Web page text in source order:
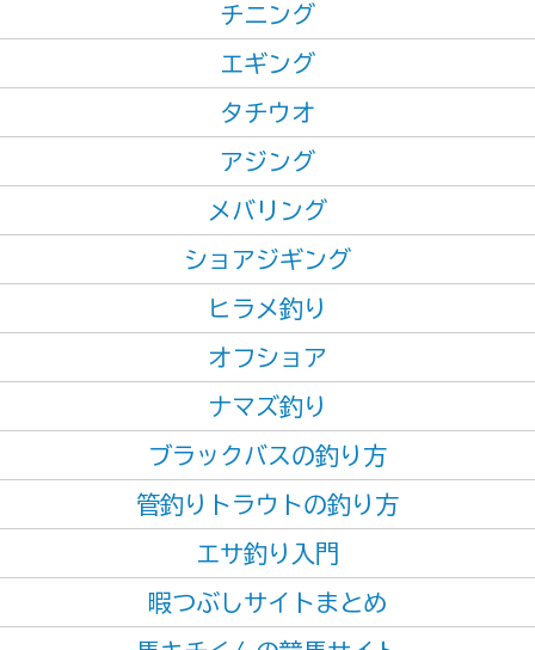
チニング
エギング
タチウオ
アジング
メバリング
ショアジギング
ヒラメ釣り
オフショア
ナマズ釣り
ブラックバスの釣り方
管釣りトラウトの釣り方
エサ釣り入門
暇つぶしサイトまとめ